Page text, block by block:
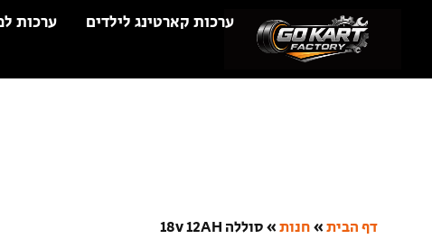
ערכות קארטינג לילדים ערכות
דף הבית»חנות»סוללה 18v 12AH